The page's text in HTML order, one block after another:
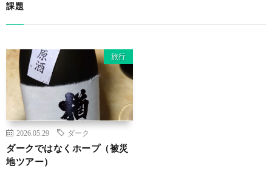
課題
旅行
2026.05.29 ダーク
ダークではなくホープ（被災
地ツアー）